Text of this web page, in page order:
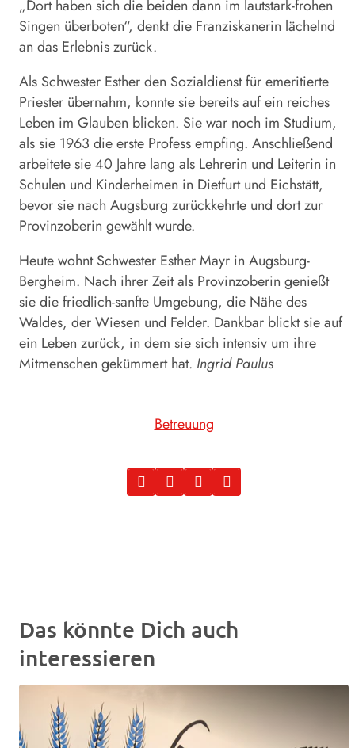
„Dort haben sich die beiden dann im lautstark-frohen
Singen überboten“, denkt die Franziskanerin lächelnd
an das Erlebnis zurück.
Als Schwester Esther den Sozialdienst für emeritierte
Priester übernahm, konnte sie bereits auf ein reiches
Leben im Glauben blicken. Sie war noch im Studium,
als sie 1963 die erste Profess empfing. Anschließend
arbeitete sie 40 Jahre lang als Lehrerin und Leiterin in
Schulen und Kinderheimen in Dietfurt und Eichstätt,
bevor sie nach Augsburg zurückkehrte und dort zur
Provinzoberin gewählt wurde.
Heute wohnt Schwester Esther Mayr in Augsburg-
Bergheim. Nach ihrer Zeit als Provinzoberin genießt
sie die friedlich-sanfte Umgebung, die Nähe des
Waldes, der Wiesen und Felder. Dankbar blickt sie auf
ein Leben zurück, in dem sie sich intensiv um ihre
Mitmenschen gekümmert hat. Ingrid Paulus
Betreuung
Das könnte Dich auch
interessieren